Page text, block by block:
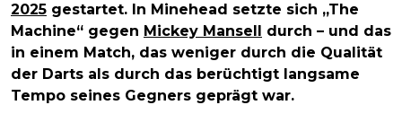
2025 gestartet. In Minehead setzte sich „The
Machine“ gegen Mickey Mansell
durch – und das
in einem Match, das weniger durch die Qualität
der Darts als durch das berüchtigt langsame
Tempo seines Gegners geprägt war.